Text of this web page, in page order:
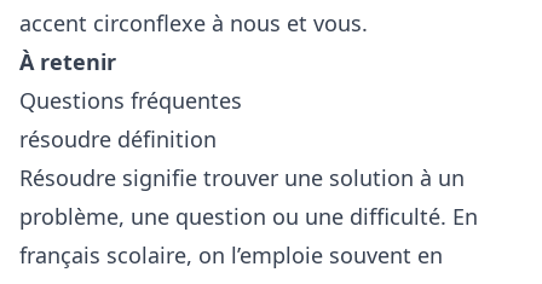
accent circonflexe à nous et vous.
À retenir
Questions fréquentes
résoudre définition
Résoudre signifie trouver une solution à un
problème, une question ou une difficulté. En
français scolaire, on l’emploie souvent en